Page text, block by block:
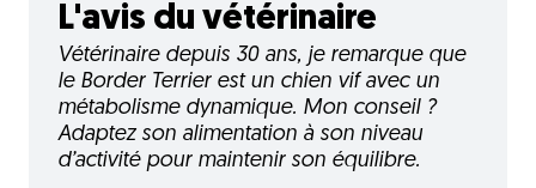
L'avis du vétérinaire
Vétérinaire depuis 30 ans, je remarque que
le Border Terrier est un chien vif avec un
métabolisme dynamique. Mon conseil ?
Adaptez son alimentation à son niveau
d’activité pour maintenir son équilibre.